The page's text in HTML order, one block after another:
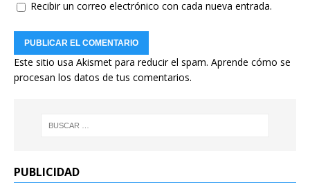
Recibir un correo electrónico con cada nueva entrada.
Este sitio usa Akismet para reducir el spam. Aprende cómo se
procesan los datos de tus comentarios.
PUBLICIDAD